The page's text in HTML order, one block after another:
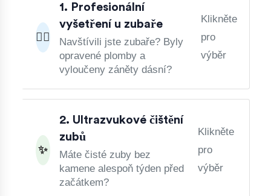
👨‍⚕️
1. Profesionální
vyšetření u zubaře
Navštívili jste zubaře? Byly
opravené plomby a
vyloučeny záněty dásní?
Klikněte
pro
výběr
✨
2. Ultrazvukové čištění
zubů
Máte čisté zuby bez
kamene alespoň týden před
začátkem?
Klikněte
pro
výběr